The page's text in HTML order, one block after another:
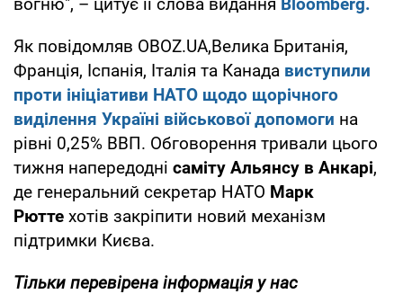
Як повідомляв OBOZ.UA,Велика Британія,
Франція, Іспанія, Італія та Канада виступили
проти ініціативи НАТО щодо щорічного
виділення Україні військової допомоги на
рівні 0,25% ВВП. Обговорення тривали цього
тижня напередодні саміту Альянсу в Анкарі,
де генеральний секретар НАТО Марк
Рютте хотів закріпити новий механізм
підтримки Києва.
Тільки перевірена інформація у нас